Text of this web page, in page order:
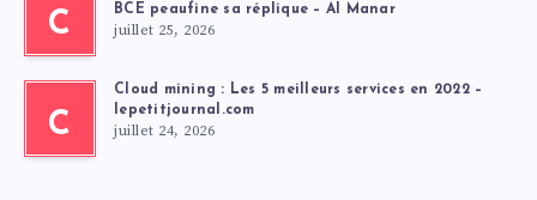
C
BCE peaufine sa réplique – Al Manar
juillet 25, 2026
C
Cloud mining : Les 5 meilleurs services en 2022 –
lepetitjournal.com
juillet 24, 2026